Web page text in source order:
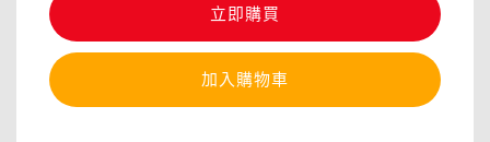
立即購買
加入購物車